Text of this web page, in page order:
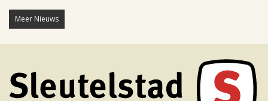
Meer Nieuws